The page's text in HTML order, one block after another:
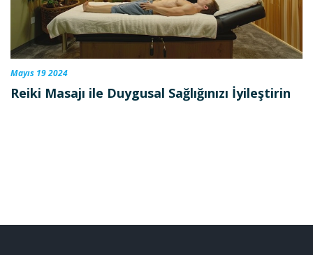
Mayıs 19 2024
Reiki Masajı ile Duygusal Sağlığınızı İyileştirin